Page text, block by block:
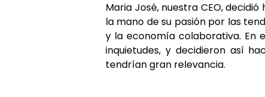
Maria José, nuestra CEO,
la mano de su pasión por las
y la economía colaborativa. En
inquietudes, y decidieron así
tendrían gran relevancia.